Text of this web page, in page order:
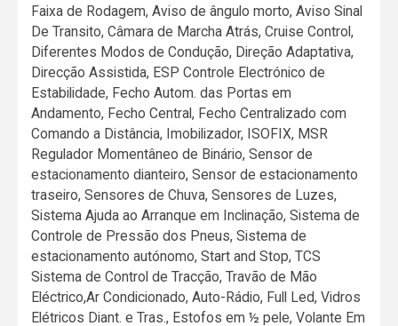
Faixa de Rodagem, Aviso de ângulo morto, Aviso Sinal
De Transito, Câmara de Marcha Atrás, Cruise Control,
Diferentes Modos de Condução, Direção Adaptativa,
Direcção Assistida, ESP Controle Electrónico de
Estabilidade, Fecho Autom. das Portas em
Andamento, Fecho Central, Fecho Centralizado com
Comando a Distância, Imobilizador, ISOFIX, MSR
Regulador Momentâneo de Binário, Sensor de
estacionamento dianteiro, Sensor de estacionamento
traseiro, Sensores de Chuva, Sensores de Luzes,
Sistema Ajuda ao Arranque em Inclinação, Sistema de
Controle de Pressão dos Pneus, Sistema de
estacionamento autónomo, Start and Stop, TCS
Sistema de Control de Tracção, Travão de Mão
Eléctrico,Ar Condicionado, Auto-Rádio, Full Led, Vidros
Elétricos Diant. e Tras., Estofos em ½ pele, Volante Em